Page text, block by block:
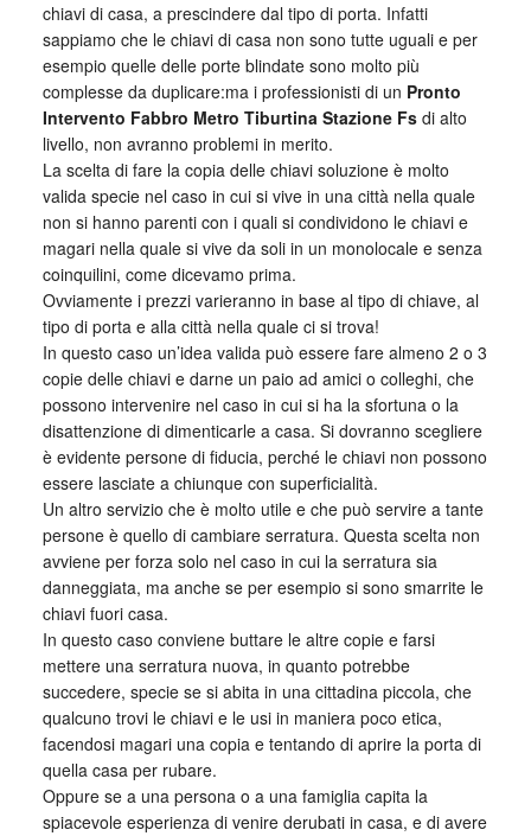
chiavi di casa, a prescindere dal tipo di porta. Infatti
sappiamo che le chiavi di casa non sono tutte uguali e per
esempio quelle delle porte blindate sono molto più
complesse da duplicare:ma i professionisti di un Pronto
Intervento Fabbro Metro Tiburtina Stazione Fsdi alto
livello, non avranno problemi in merito.
La scelta di fare la copia delle chiavi soluzione è molto
valida specie nel caso in cui si vive in una città nella quale
non si hanno parenti con i quali si condividono le chiavi e
magari nella quale si vive da soli in un monolocale e senza
coinquilini, come dicevamo prima.
Ovviamente i prezzi varieranno in base al tipo di chiave, al
tipo di porta e alla città nella quale ci si trova!
In questo caso un’idea valida può essere fare almeno 2 o 3
copie delle chiavi e darne un paio ad amici o colleghi, che
possono intervenire nel caso in cui si ha la sfortuna o la
disattenzione di dimenticarle a casa. Si dovranno scegliere
è evidente persone di fiducia, perché le chiavi non possono
essere lasciate a chiunque con superficialità.
Un altro servizio che è molto utile e che può servire a tante
persone è quello di cambiare serratura. Questa scelta non
avviene per forza solo nel caso in cui la serratura sia
danneggiata, ma anche se per esempio si sono smarrite le
chiavi fuori casa.
In questo caso conviene buttare le altre copie e farsi
mettere una serratura nuova, in quanto potrebbe
succedere, specie se si abita in una cittadina piccola, che
qualcuno trovi le chiavi e le usi in maniera poco etica,
facendosi magari una copia e tentando di aprire la porta di
quella casa per rubare.
Oppure se a una persona o a una famiglia capita la
spiacevole esperienza di venire derubati in casa, e di avere